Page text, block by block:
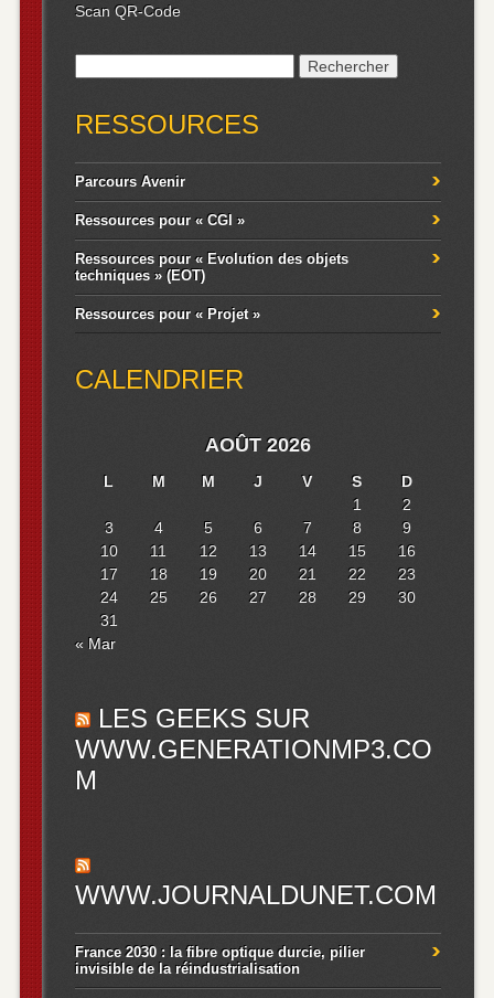
Scan QR-Code
RESSOURCES
Parcours Avenir
Ressources pour « CGI »
Ressources pour « Evolution des objets
techniques » (EOT)
Ressources pour « Projet »
CALENDRIER
AOÛT 2026
L M M J V S
D
1
2
3
4 5 6 7 8
9
10
11 12 13 14 15
16
17
18 19 20 21 22
23
24
25 26 27 28 29
30
31
« Mar
LES GEEKS SUR
WWW.GENERATIONMP3.CO
M
WWW.JOURNALDUNET.COM
France 2030 : la fibre optique durcie, pilier
invisible de la réindustrialisation